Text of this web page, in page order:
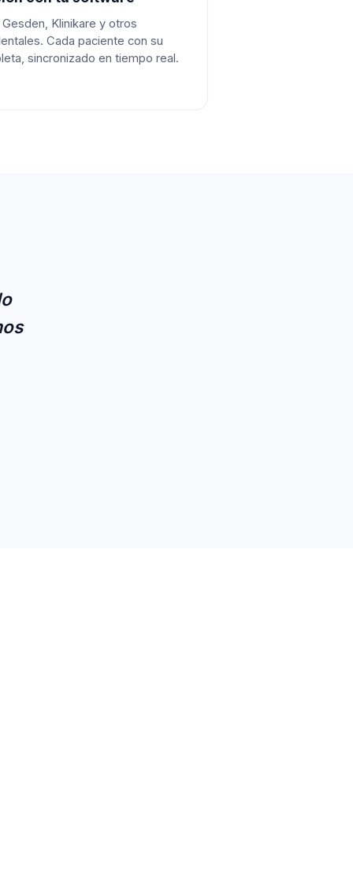
Klinikare y otros
Cada paciente con su
sincronizado en tiempo real.